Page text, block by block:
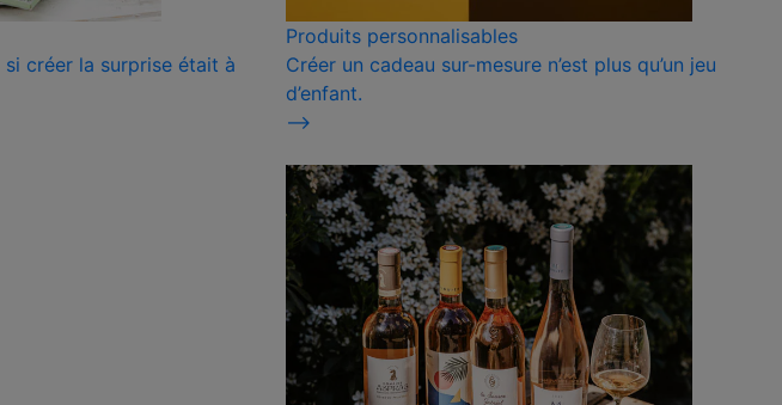
créer la surprise était à
Produits personnalisables
Créer un cadeau sur-mesure n’est plus qu’un jeu
d’enfant.
⟶